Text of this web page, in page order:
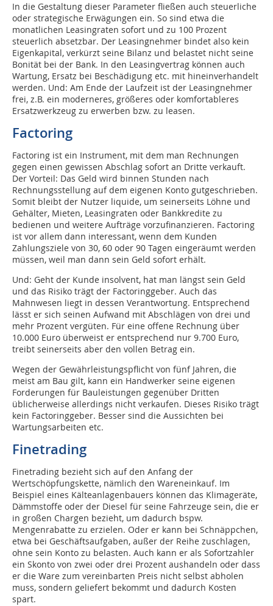
In die Gestaltung dieser Parameter fließen auch steuerliche
oder strategische Erwägungen ein. So sind etwa die
monatlichen Leasingraten sofort und zu 100 Prozent
steuerlich absetzbar. Der Leasingnehmer bindet also kein
Eigenkapital, verkürzt seine Bilanz und belastet nicht seine
Bonität bei der Bank. In den Leasingvertrag können auch
Wartung, Ersatz bei Beschädigung etc. mit hineinverhandelt
werden. Und: Am Ende der Laufzeit ist der Leasingnehmer
frei, z.B. ein moderneres, größeres oder komfortableres
Ersatzwerkzeug zu erwerben bzw. zu leasen.
Factoring
Factoring ist ein Instrument, mit dem man Rechnungen
gegen einen gewissen Abschlag sofort an Dritte verkauft.
Der Vorteil: Das Geld wird binnen Stunden nach
Rechnungsstellung auf dem eigenen Konto gutgeschrieben.
Somit bleibt der Nutzer liquide, um seinerseits Löhne und
Gehälter, Mieten, Leasingraten oder Bankkredite zu
bedienen und weitere Aufträge vorzufinanzieren. Factoring
ist vor allem dann interessant, wenn dem Kunden
Zahlungsziele von 30, 60 oder 90 Tagen eingeräumt werden
müssen, weil man dann sein Geld sofort erhält.
Und: Geht der Kunde insolvent, hat man längst sein Geld
und das Risiko trägt der Factoringgeber. Auch das
Mahnwesen liegt in dessen Verantwortung. Entsprechend
lässt er sich seinen Aufwand mit Abschlägen von drei und
mehr Prozent vergüten. Für eine offene Rechnung über
10.000 Euro überweist er entsprechend nur 9.700 Euro,
treibt seinerseits aber den vollen Betrag ein.
Wegen der Gewährleistungspflicht von fünf Jahren, die
meist am Bau gilt, kann ein Handwerker seine eigenen
Forderungen für Bauleistungen gegenüber Dritten
üblicherweise allerdings nicht verkaufen. Dieses Risiko trägt
kein Factoringgeber. Besser sind die Aussichten bei
Wartungsarbeiten etc.
Finetrading
Finetrading bezieht sich auf den Anfang der
Wertschöpfungskette, nämlich den Waren­einkauf. Im
Beispiel eines Kälteanlagenbauers können das Klimageräte,
Dämmstoffe oder der Diesel für seine Fahrzeuge sein, die er
in großen Chargen bezieht, um dadurch bspw.
Mengenrabatte zu erzielen. Oder er kann bei Schnäppchen,
etwa bei Geschäftsaufgaben, außer der Reihe zuschlagen,
ohne sein Konto zu belasten. Auch kann er als Sofortzahler
ein Skonto von zwei oder drei Prozent aushandeln oder dass
er die Ware zum vereinbarten Preis nicht selbst abholen
muss, sondern geliefert bekommt und dadurch Kosten
spart.